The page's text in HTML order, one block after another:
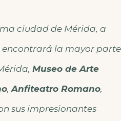
ciudad de Mérida, a
la mayor parte
Museo de Arte
,Anfiteatro Romano,
sus impresionantes